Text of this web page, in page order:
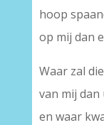
hoop
op mij dan
Waar zal
van mij
en waar